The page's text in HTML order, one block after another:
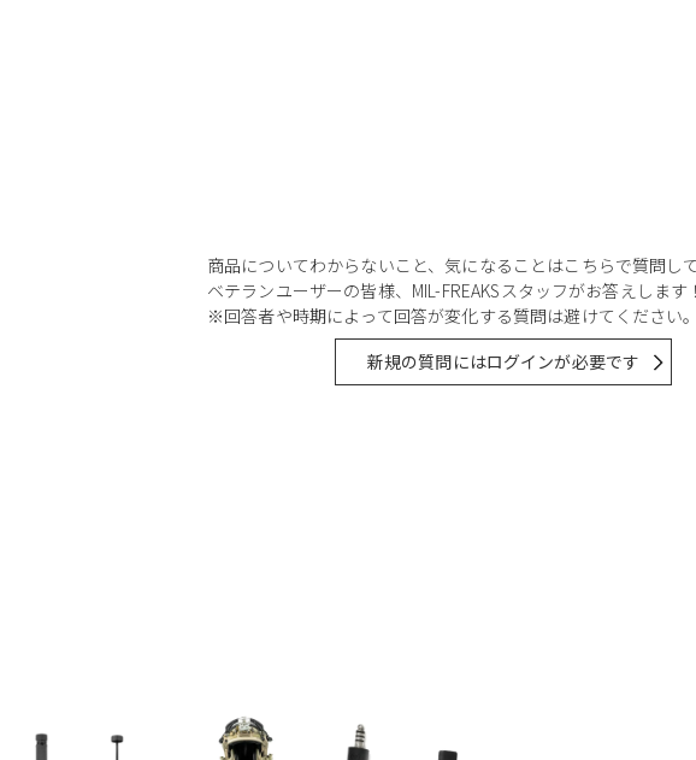
商品についてわからないこと、気になることはこちらで質問し
ベテランユーザーの皆様、MIL-FREAKSスタッフがお答えします！
※回答者や時期によって回答が変化する質問は避けてください。
新規の質問にはログインが必要です